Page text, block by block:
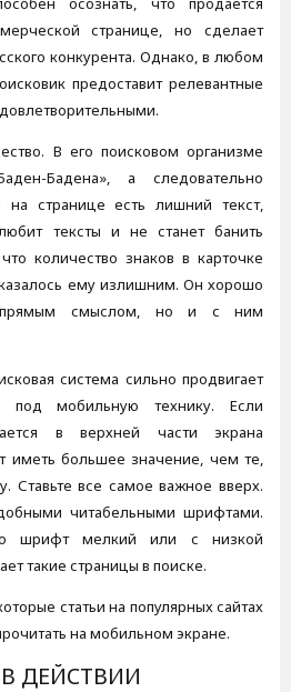
странице, но сделает
конкурента. Однако, в любом
предоставит релевантные
В его поисковом организме
Бадена», а следовательно
странице есть лишний текст,
тексты и не станет банить
количество знаков в карточке
ему излишним. Он хорошо
прямым смыслом, но и с ним
система сильно продвигает
под мобильную технику. Если
в верхней части экрана
иметь большее значение, чем те,
Ставьте все самое важное вверх.
читабельными шрифтами.
шрифт мелкий или с низкой
такие страницы в поиске.
статьи на популярных сайтах
на мобильном экране.
ДЕЙСТВИИ